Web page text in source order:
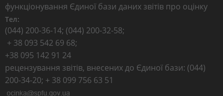
функціонування Єдиної бази даних звітів про оцінку
Тел:
(044) 200-36-14; (044) 200-32-58;
+ 38 093 542 69 68;
+38 095 142 91 24
рецензування звітів, внесених до Єдиної бази: (044)
200-34-20; + 38 099 756 63 51